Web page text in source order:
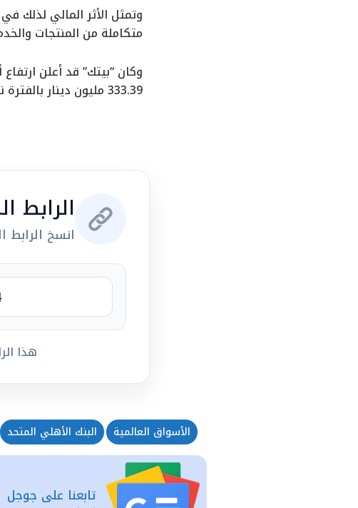
وتمثل الأثر المالي لذلك
متكاملة من المنتجات
333.39 مليون دينار بالفترة نفسها من 2023.
الرابط
انسخ الرابط
هذا
الأسواق العالمية البنك الأهلي المتحد
تابعنا على جوجل